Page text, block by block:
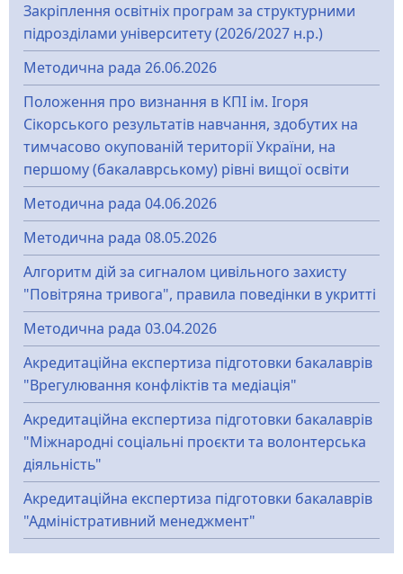
Закріплення освітніх програм за структурними
підрозділами університету (2026/2027 н.р.)
Методична рада 26.06.2026
Положення про визнання в КПІ ім. Ігоря
Сікорського результатів навчання, здобутих на
тимчасово окупованій території України, на
першому (бакалаврському) рівні вищої освіти
Методична рада 04.06.2026
Методична рада 08.05.2026
Алгоритм дій за сигналом цивільного захисту
"Повітряна тривога", правила поведінки в укритті
Методична рада 03.04.2026
Акредитаційна експертиза підготовки бакалаврів
"Врегулювання конфліктів та медіація"
Акредитаційна експертиза підготовки бакалаврів
"Міжнародні соціальні проєкти та волонтерська
діяльність"
Акредитаційна експертиза підготовки бакалаврів
"Адміністративний менеджмент"